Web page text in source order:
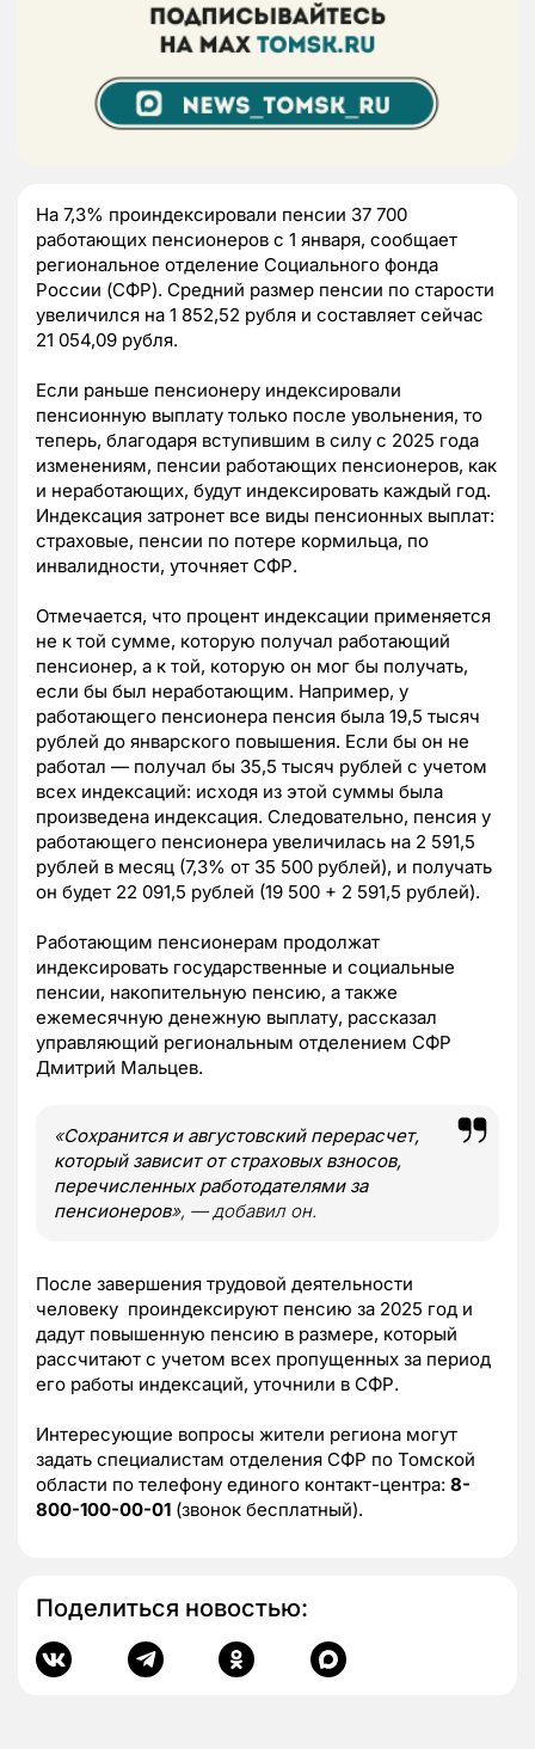
На 7,3% проиндексировали пенсии 37 700
работающих пенсионеров с 1 января, сообщает
региональное отделение Социального фонда
России (СФР). Средний размер пенсии по старости
увеличился на 1 852,52 рубля и составляет сейчас
21 054,09 рубля.
Если раньше пенсионеру индексировали
пенсионную выплату только после увольнения, то
теперь, благодаря вступившим в силу с 2025 года
изменениям, пенсии работающих пенсионеров, как
и неработающих, будут индексировать каждый год.
Индексация затронет все виды пенсионных выплат:
страховые, пенсии по потере кормильца, по
инвалидности, уточняет СФР.
Отмечается, что процент индексации применяется
не к той сумме, которую получал работающий
пенсионер, а к той, которую он мог бы получать,
если бы был неработающим. Например, у
работающего пенсионера пенсия была 19,5 тысяч
рублей до январского повышения. Если бы он не
работал — получал бы 35,5 тысяч рублей с учетом
всех индексаций: исходя из этой суммы была
произведена индексация. Следовательно, пенсия у
работающего пенсионера увеличилась на 2 591,5
рублей в месяц (7,3% от 35 500 рублей), и получать
он будет 22 091,5 рублей (19 500 + 2 591,5 рублей).
Работающим пенсионерам продолжат
индексировать государственные и социальные
пенсии, накопительную пенсию, а также
ежемесячную денежную выплату, рассказал
управляющий региональным отделением СФР
Дмитрий Мальцев.
«Сохранится и августовский перерасчет,
который зависит от страховых взносов,
перечисленных работодателями за
пенсионеров», — добавил он.
После завершения трудовой деятельности
человеку проиндексируют пенсию за 2025 год и
дадут повышенную пенсию в размере, который
рассчитают с учетом всех пропущенных за период
его работы индексаций, уточнили в СФР.
Интересующие вопросы жители региона могут
задать специалистам отделения СФР по Томской
области по телефону единого контакт-центра: 8-
800-100-00-01 (звонок бесплатный).
Поделиться новостью: